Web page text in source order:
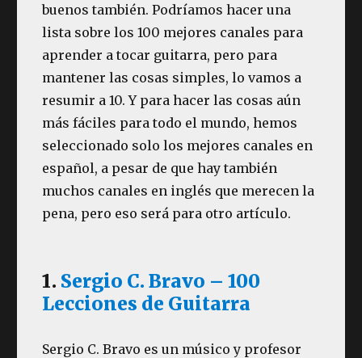
buenos también. Podríamos hacer una
lista sobre los 100 mejores canales para
aprender a tocar guitarra, pero para
mantener las cosas simples, lo vamos a
resumir a 10. Y para hacer las cosas aún
más fáciles para todo el mundo, hemos
seleccionado solo los mejores canales en
español, a pesar de que hay también
muchos canales en inglés que merecen la
pena, pero eso será para otro artículo.
1. Sergio C. Bravo – 100
Lecciones de Guitarra
Sergio C. Bravo es un músico y profesor